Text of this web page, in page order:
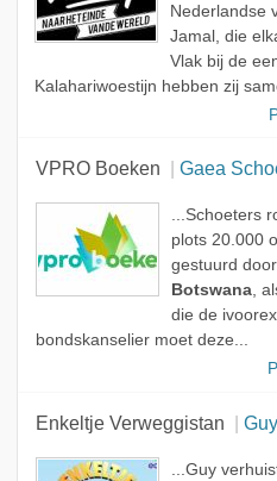
Nederlandse
Jamal, die
Vlak bij de
Kalahariwoestijn hebben zij
VPRO Boeken Gaea Schoeters en
...Schoeters
plots 20.000
gestuurd
Botswana,
die de
bondskanselier moet deze...
Enkeltje Verweggistan
...Guy